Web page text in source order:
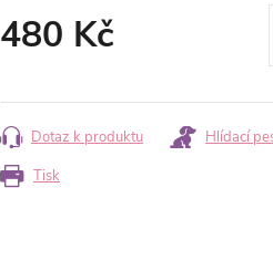
480 Kč
Tisk
Dotaz k produktu Hlídací